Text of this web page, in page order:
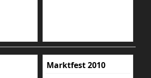
Marktfest 2010